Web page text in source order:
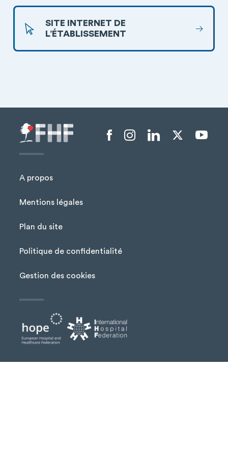
SITE INTERNET DE
L’ÉTABLISSEMENT
Menu Pied de page
A propos
Mentions légales
Plan du site
Politique de confidentialité
Gestion des cookies
Menu liens sociaux